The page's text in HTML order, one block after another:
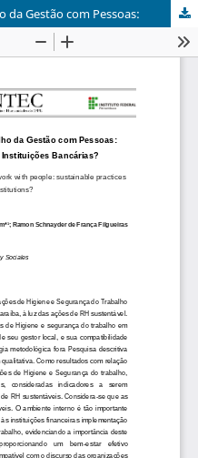
da Gestão com Pessoas: